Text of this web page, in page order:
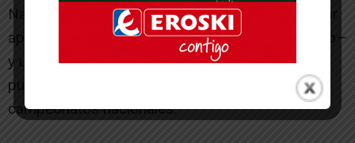
Navarro de 10K —una distancia que quiere probar
aprovechando su gran volumen de entrenamiento—
y un 5.000 en verano, aunque su mirada sigue
puesta en el 1.500 metros y en futuros
campeonatos nacionales.